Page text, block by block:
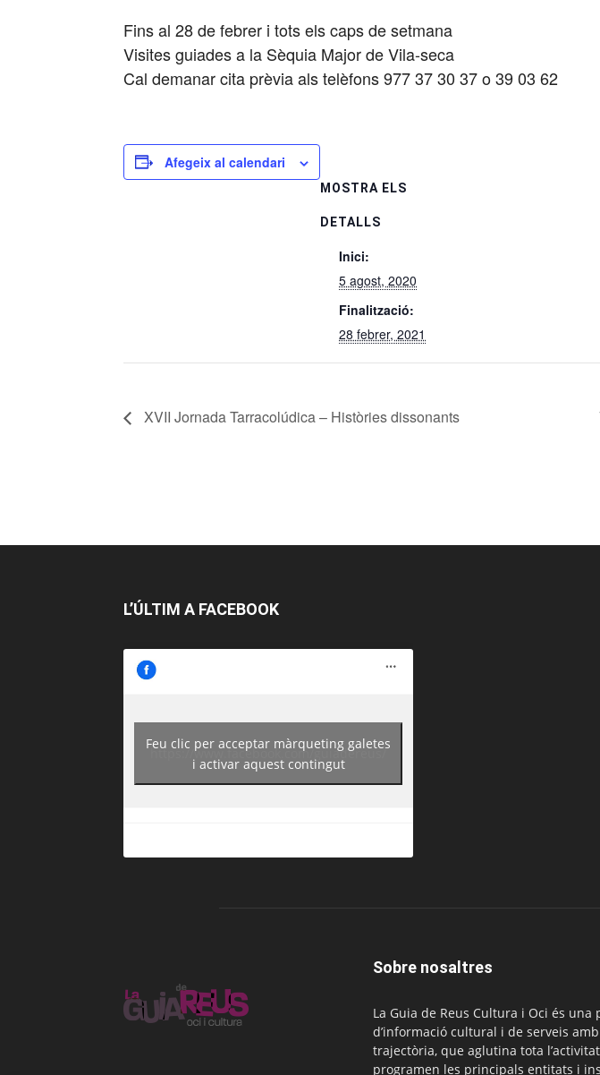
Fins al 28 de febrer i tots els caps de setmana
Visites guiades a la Sèquia Major de Vila-seca
Cal demanar cita prèvia als telèfons 977 37 30 37 o 39 03 62
Afegeix al calendari
MOSTRA ELS
DETALLS
Inici:
5 agost, 2020
Finalització:
28 febrer, 2021
XVII Jornada Tarracolúdica – Històries dissonants
L’ÚLTIM A FACEBOOK
https://www.facebook.com/guiadereus/
Feu clic per acceptar màrqueting galetes
i activar aquest contingut
Sobre nosaltres
La Guia de Reus Cultura i Oci és una
d’informació cultural i de serveis
trajectòria, que aglutina tota
programen les principals entitats i